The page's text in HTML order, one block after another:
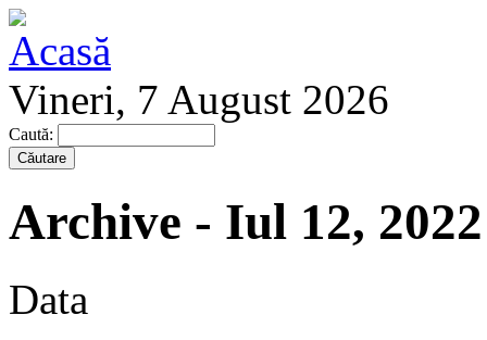
Vineri, 7 August 2026
Caută:
Archive - Iul 12, 2022
Data